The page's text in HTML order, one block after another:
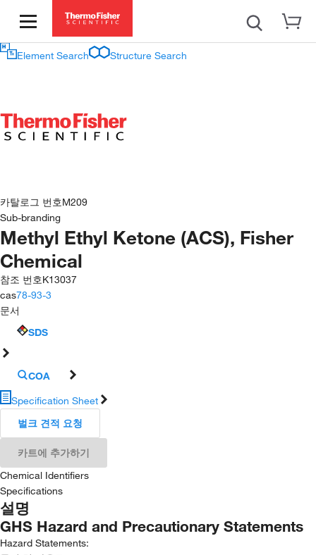
Element Search Structure Search
카탈로그 번호M209
Sub-branding
Methyl Ethyl Ketone (ACS), Fisher
Chemical
참조 번호K13037
cas78-93-3
문서
SDS
COA
Specification Sheet
벌크 견적 요청
카트에 추가하기
Chemical Identifiers
Specifications
설명
GHS Hazard and Precautionary Statements
Hazard Statements: